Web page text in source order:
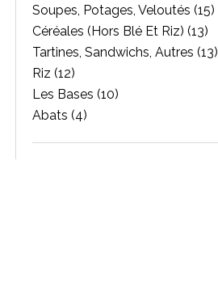
Soupes, Potages, Veloutés (15)
Céréales (hors Blé Et Riz) (13)
Tartines, Sandwichs, Autres (13)
Riz (12)
Les Bases (10)
Abats (4)